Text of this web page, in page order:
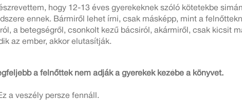
hogy 12-13 éves gyerekeknek szóló kötetekbe
ennek. Bármiről lehet írni, csak másképp, mint a
a betegségről, csonkolt kezű bácsiról, akármiről, csak kicsit
az ember, akkor elutasítják.
a felnőttek nem adják a gyerekek kezébe a könyvet.
a veszély persze fennáll.